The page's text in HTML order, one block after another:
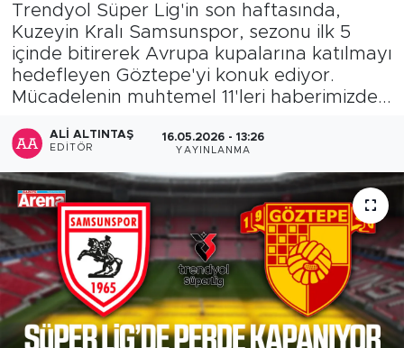
Trendyol Süper Lig'in son haftasında,
Kuzeyin Kralı Samsunspor, sezonu ilk 5
içinde bitirerek Avrupa kupalarına katılmayı
hedefleyen Göztepe'yi konuk ediyor.
Mücadelenin muhtemel 11'leri haberimizde...
ALI ALTINTAŞ
EDITÖR
16.05.2026 - 13:26
YAYINLANMA
Tüm Manşetler
Son Dakika Haberleri
Haber Arşivi